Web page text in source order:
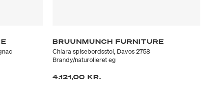
BRUUNMUNCH FURNITURE
Chiara spisebordsstol, Davos 2758
Brandy/naturolieret eg
4.121,00 KR.